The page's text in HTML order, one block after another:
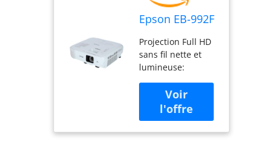
Epson EB-992F
Projection Full HD
sans fil nette et
lumineuse:
Technologie 3LCD
et niveaux élevés
et équivalents de
luminosité blanche
et couleur